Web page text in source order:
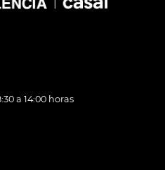
a 14:00 horas